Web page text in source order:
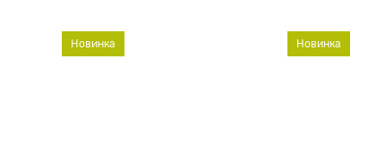
Новинка Новинка